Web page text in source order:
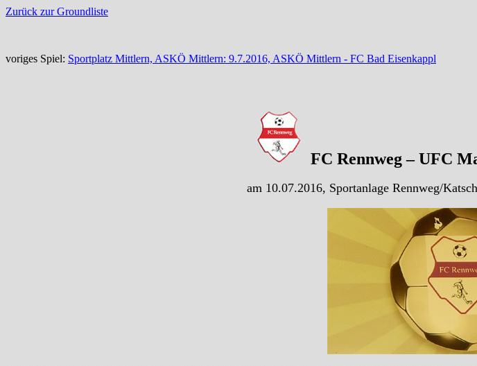
Zurück zur Groundliste
voriges Spiel: Sportplatz Mittlern, ASKÖ Mittlern: 9.7.2016, ASKÖ Mittlern - FC Bad Eisenkappl
FC Rennweg – UFC
am 10.07.2016, Sportanlage Rennweg/